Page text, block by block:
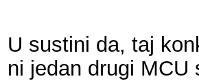
U sustini da, taj
ni jedan drugi MCU